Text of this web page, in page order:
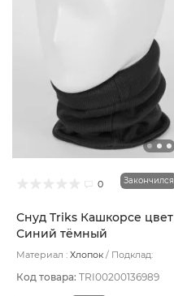
0 Закончился
Снуд Triks Кашкорсе цвет
Синий тёмный
Материал : Хлопок
Подклад:
Код товара: TRI00200136989